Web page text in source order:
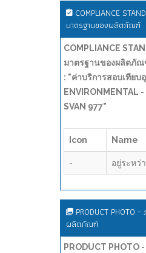
COMPLIANCE
มาตรฐานของผลิตภัณฑ์
COMPLIANCE
มาตรฐานของผลิตภั
: "ค่าบริการสอบเทียบ
ENVIRONMENTAL -
SVAN 977"
Icon Name
- อยู่ระหว่
PRODUCT PHOTO
ผลิตภัณฑ์
PRODUCT PHOTO